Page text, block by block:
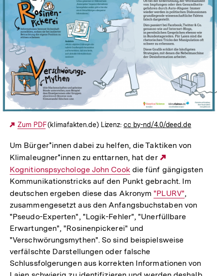
Externer
Zum PDF(klimafakten.de) Lizenz: cc by-nd/4.0/deed.de
Um Bürger*innen dabei zu helfen, die Taktiken von
Klimaleugner*innen zu enttarnen, hat der
Link:
Kognitionspsychologe John Cookdie fünf gängigsten
Kommunikationstricks auf den Punkt gebracht. Im
deutschen ergeben diese das AkronymInterner
Link:
"PLURV",
zusammengesetzt aus den Anfangsbuchstaben von
"Pseudo-Experten", "Logik-Fehler", "Unerfüllbare
Erwartungen", "Rosinenpickerei" und
"Verschwörungsmythen". So sind beispielsweise
verfälschte Darstellungen oder falsche
Schlussfolgerungen aus korrekten Informationen von